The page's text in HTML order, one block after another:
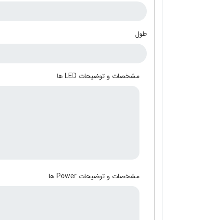
طول
مشخصات و توضیحات LED ها
مشخصات و توضیحات Power ها